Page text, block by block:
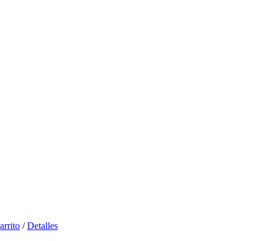
/ Detalles